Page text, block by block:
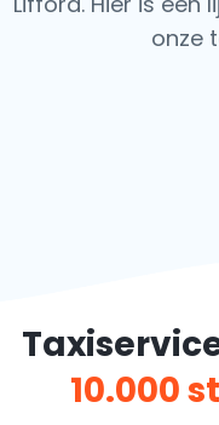
onze
10.000